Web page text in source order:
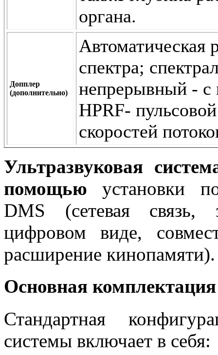
органа.
Допплер
(дополнительно)
Автоматическая
спектра;
непрерывный - с
HPRF-
скоростей
Ультразвуковая
помощьюустановки
DMS (сетевая связь,
цифровом виде,
расширение кинопамяти).
Основная комплектация
Стандартная
системы включает в себя: